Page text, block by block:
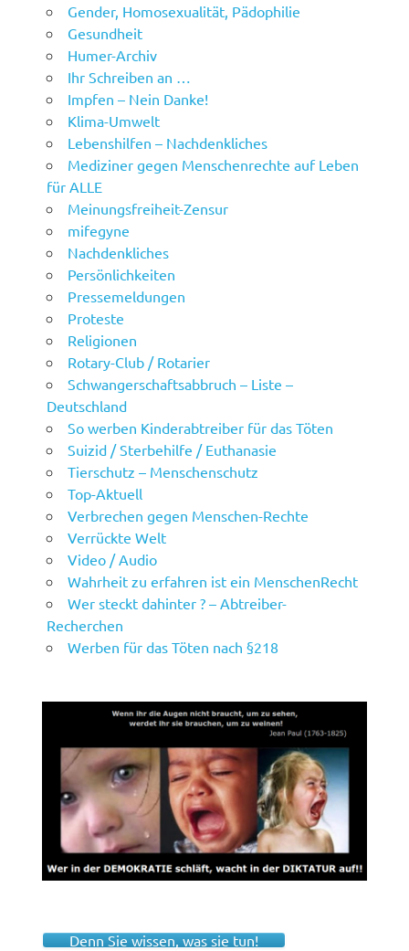
Gender, Homosexualität, Pädophilie
Gesundheit
Humer-Archiv
Ihr Schreiben an …
Impfen – Nein Danke!
Klima-Umwelt
Lebenshilfen – Nachdenkliches
Mediziner gegen Menschenrechte auf Leben
für ALLE
Meinungsfreiheit-Zensur
mifegyne
Nachdenkliches
Persönlichkeiten
Pressemeldungen
Proteste
Religionen
Rotary-Club / Rotarier
Schwangerschaftsabbruch – Liste –
Deutschland
So werben Kinderabtreiber für das Töten
Suizid / Sterbehilfe / Euthanasie
Tierschutz – Menschenschutz
Top-Aktuell
Verbrechen gegen Menschen-Rechte
Verrückte Welt
Video / Audio
Wahrheit zu erfahren ist ein MenschenRecht
Wer steckt dahinter ? – Abtreiber-
Recherchen
Werben für das Töten nach §218
Denn Sie wissen, was sie tun!